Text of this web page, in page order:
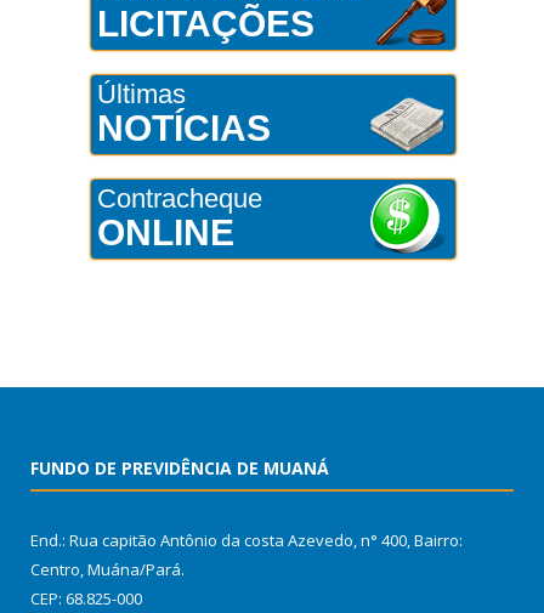
LICITAÇÕES
Últimas
NOTÍCIAS
Contracheque
ONLINE
FUNDO DE PREVIDÊNCIA DE MUANÁ
End.: Rua capitão Antônio da costa Azevedo, n° 400, Bairro:
Centro, Muána/Pará.
CEP: 68.825-000